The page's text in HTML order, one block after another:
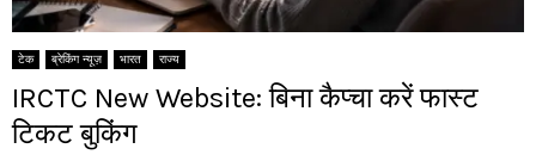
टेक ब्रेकिंग न्यूज़ भारत राज्य
IRCTC New Website: बिना कैप्चा करें फास्ट
टिकट बुकिंग